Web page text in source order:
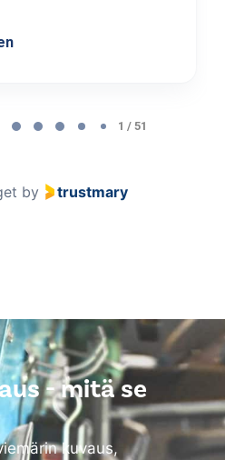
1 / 51
by trustmary
- mitä se
kuvaus,